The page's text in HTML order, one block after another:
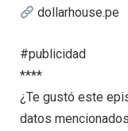
dollarhouse.pe
#publicidad
****
¿Te gustó este
datos